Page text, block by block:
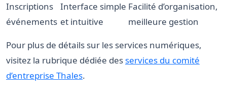
Inscriptions
événements
Interface simple
et intuitive
Facilité d’organisation,
meilleure gestion
Pour plus de détails sur les services numériques,
visitez la rubrique dédiée des services du comité
d’entreprise Thales.